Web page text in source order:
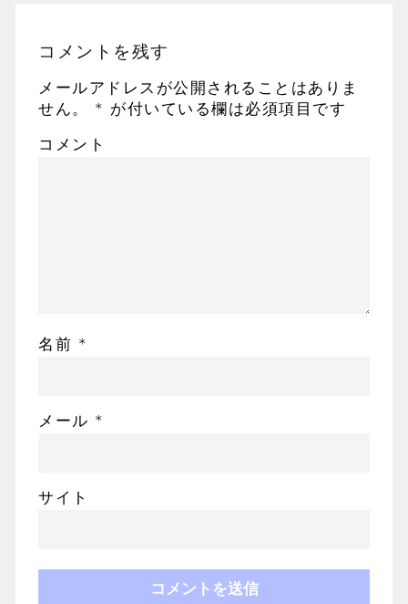
コメントを残す
メールアドレスが公開されることはありま
せん。
* が付いている欄は必須項目です
コメント
名前 *
メール *
サイト